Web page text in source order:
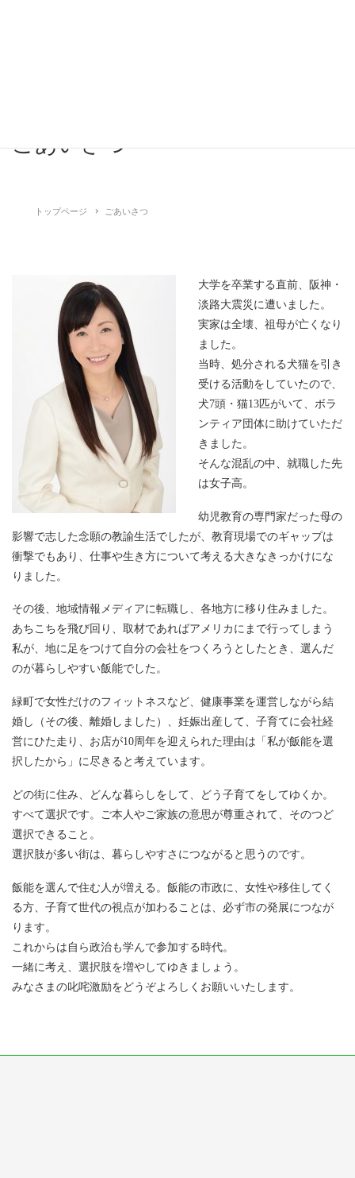
ごあいさつ
トップページ ごあいさつ
大学を卒業する直前、阪神・
淡路大震災に遭いました。
実家は全壊、祖母が亡くなり
ました。
当時、処分される犬猫を引き
受ける活動をしていたので、
犬7頭・猫13匹がいて、ボラ
ンティア団体に助けていただ
きました。
そんな混乱の中、就職した先
は女子高。
幼児教育の専門家だった母の
影響で志した念願の教諭生活でしたが、教育現場でのギャップは
衝撃でもあり、仕事や生き方について考える大きなきっかけにな
りました。
その後、地域情報メディアに転職し、各地方に移り住みました。
あちこちを飛び回り、取材であればアメリカにまで行ってしまう
私が、地に足をつけて自分の会社をつくろうとしたとき、選んだ
のが暮らしやすい飯能でした。
緑町で女性だけのフィットネスなど、健康事業を運営しながら結
婚し（その後、離婚しました）、妊娠出産して、子育てに会社経
営にひた走り、お店が10周年を迎えられた理由は「私が飯能を選
択したから」に尽きると考えています。
どの街に住み、どんな暮らしをして、どう子育てをしてゆくか。
すべて選択です。ご本人やご家族の意思が尊重されて、そのつど
選択できること。
選択肢が多い街は、暮らしやすさにつながると思うのです。
飯能を選んで住む人が増える。飯能の市政に、女性や移住してく
る方、子育て世代の視点が加わることは、必ず市の発展につなが
ります。
これからは自ら政治も学んで参加する時代。
一緒に考え、選択肢を増やしてゆきましょう。
みなさまの叱咤激励をどうぞよろしくお願いいたします。